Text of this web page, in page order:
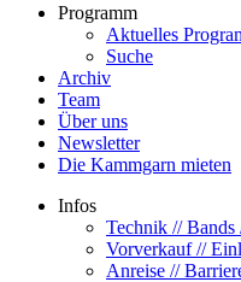
Programm
Aktuelles
Suche
Archiv
Team
Über uns
Newsletter
Die Kammgarn mieten
Infos
Technik // Bands
Vorverkauf //
Anreise //